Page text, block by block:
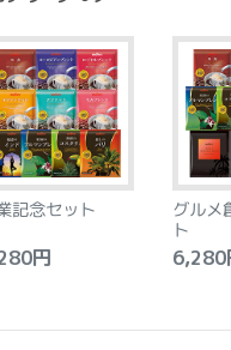
記念セット
円
グルメ
ト
6,280